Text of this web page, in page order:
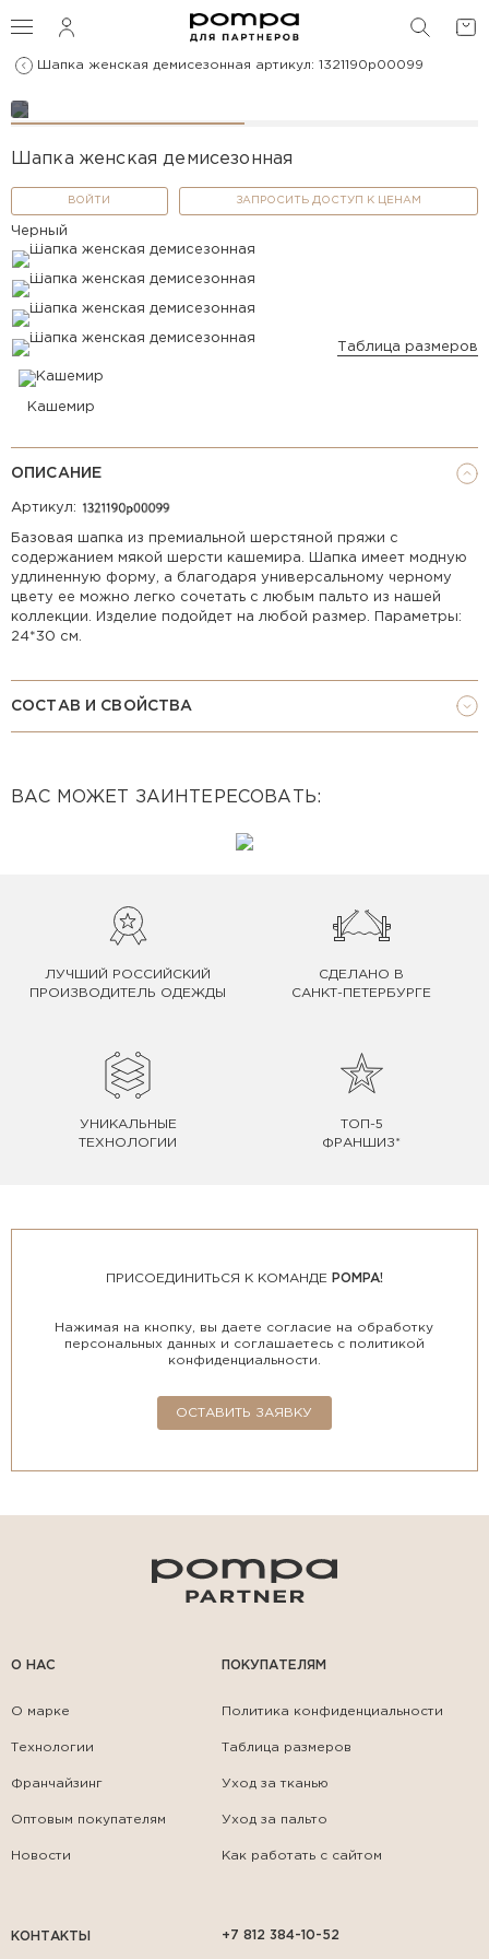
Шапка женская демисезонная артикул: 1321190p00099
Шапка женская демисезонная
ВОЙТИ ЗАПРОСИТЬ ДОСТУП К ЦЕНАМ
Черный
Таблица размеров
Кашемир
ОПИСАНИЕ
Артикул:
Базовая шапка из премиальной шерстяной пряжи с
содержанием мякой шерсти кашемира. Шапка имеет модную
удлиненную форму, а благодаря универсальному черному
цвету ее можно легко сочетать с любым пальто из нашей
коллекции. Изделие подойдет на любой размер. Параметры:
24*30 см.
СОСТАВ И СВОЙСТВА
ВАС МОЖЕТ ЗАИНТЕРЕСОВАТЬ:
ЛУЧШИЙ РОССИЙСКИЙ
ПРОИЗВОДИТЕЛЬ ОДЕЖДЫ
СДЕЛАНО В
САНКТ-ПЕТЕРБУРГЕ
УНИКАЛЬНЫЕ
ТЕХНОЛОГИИ
ТОП-5
ФРАНШИЗ*
О НАС
О марке
Технологии
Франчайзинг
Оптовым покупателям
Новости
ПОКУПАТЕЛЯМ
Политика конфиденциальности
Таблица размеров
Уход за тканью
Уход за пальто
Как работать с сайтом
КОНТАКТЫ
ПРИСОЕДИНИТЬСЯ К КОМАНДЕ POMPA!
Нажимая на кнопку, вы даете согласие на обработку
персональных данных и соглашаетесь с политикой
конфиденциальности.
ОСТАВИТЬ ЗАЯВКУ
+7 812 384-10-52